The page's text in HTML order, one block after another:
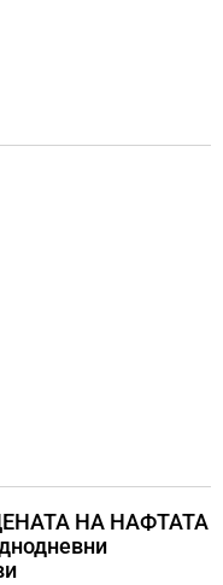
НА НАФТАТА